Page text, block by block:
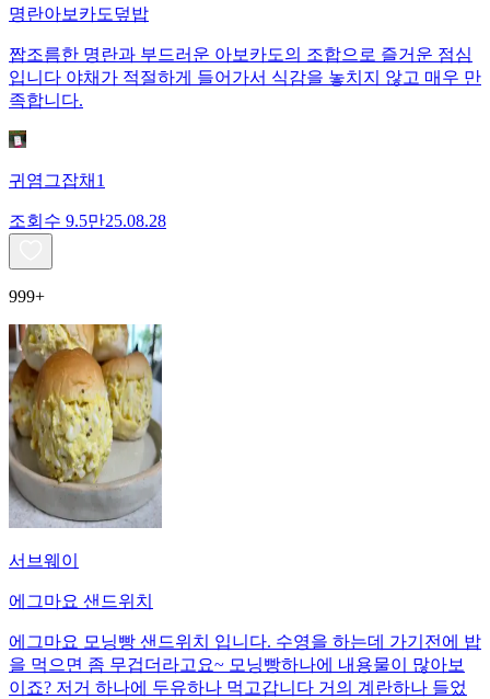
명란아보카도덮밥
짭조름한 명란과 부드러운 아보카도의 조합으로 즐거운 점심
입니다 야채가 적절하게 들어가서 식감을 놓치지 않고 매우 만
족합니다.
귀염그잡채1
조회수 9.5만25.08.28
999+
서브웨이
에그마요 샌드위치
에그마요 모닝빵 샌드위치 입니다. 수영을 하는데 가기전에 밥
을 먹으면 좀 무겁더라고요~ 모닝빵하나에 내용물이 많아보
이죠? 저거 하나에 두유하나 먹고갑니다 거의 계란하나 들었